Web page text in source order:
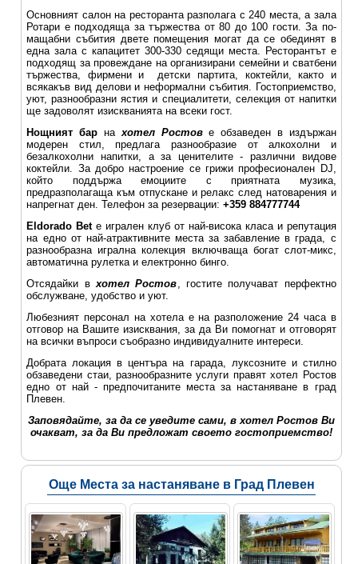
Основният салон на ресторанта разполага с 240 места, а зала
Ротари е подходяща за тържества от 80 до 100 гости. За по-
мащабни събития двете помещения могат да се обединят в
една зала с капацитет 300-330 седящи места. Ресторантът е
подходящ за провеждане на организирани семейни и сватбени
тържества, фирмени и детски партита, коктейли, както и
всякакъв вид делови и неформални събития. Гостоприемство,
уют, разнообразни ястия и специалитети, селекция от напитки
ще задоволят изискванията на всеки гост.
Нощният бар на хотел Ростове обзаведен в издържан
модерен стил, предлага разнообразие от алкохолни и
безалкохолни напитки, а за ценителите - различни видове
коктейли. За добро настроение се грижи професионален DJ,
който поддържа емоциите с приятната музика,
предразполагаща към отпускане и релакс след натоварения и
напрегнат ден. Телефон за резервации:+359 884777744
Eldorado Betе игрален клуб от най-висока класа и репутация
на едно от най-атрактивните места за забавление в града, с
разнообразна игрална колекция включваща богат слот-микс,
автоматична рулетка и електронно бинго.
Отсядайки вхотел Ростов , гостите получават перфектно
обслужване, удобство и уют.
Любезният персонал на хотела е на разположение 24 часа в
отговор на Вашите изисквания, за да Ви помогнат и отговорят
на всички въпроси съобразно индивидуалните интереси.
Добрата локация в центъра на гарада, луксозните и стилно
обзаведени стаи, разнообразните услуги правят хотел Ростов
едно от най - предпочитаните места за настаняване в град
Плевен.
Заповядайте, за да се уведите сами, в хотел Ростов Ви
очакват, за да Ви предложат своето гостоприемство!
Още Места за настаняване в Град Плевен